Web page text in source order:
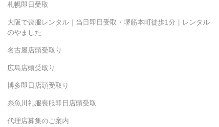
札幌即日受取
大阪で喪服レンタル｜当日即日受取・堺筋本町徒歩1分｜レンタル
のやました
名古屋店頭受取り
広島店頭受取り
博多即日店頭受取り
糸魚川礼服喪服即日店頭受取
代理店募集のご案内